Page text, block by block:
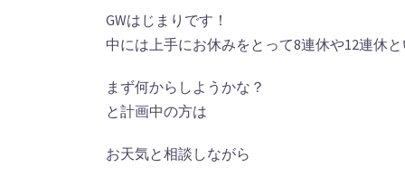
GWはじまりです！
中には上手にお休みをとって8連休や12連休
まず何からしようかな？
と計画中の方は
お天気と相談しながら